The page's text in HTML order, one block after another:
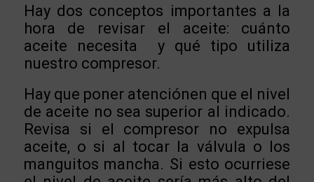
Hay dos conceptos importantes a la
hora de revisar el aceite: cuánto
aceite necesita
y qué tipo utiliza
nuestro compresor.
Hay que poner atenciónen que el nivel
de aceite no sea superior al indicado.
Revisa si el compresor no expulsa
aceite, o si al tocar la válvula o los
manguitos mancha. Si esto ocurriese